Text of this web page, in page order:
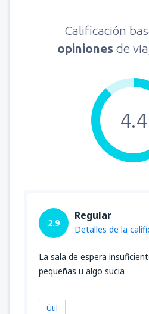
Calificación
opiniones de
4.4
2.9
Regular
Detalles de la
La sala de espera
pequeñas u algo sucia
Útil